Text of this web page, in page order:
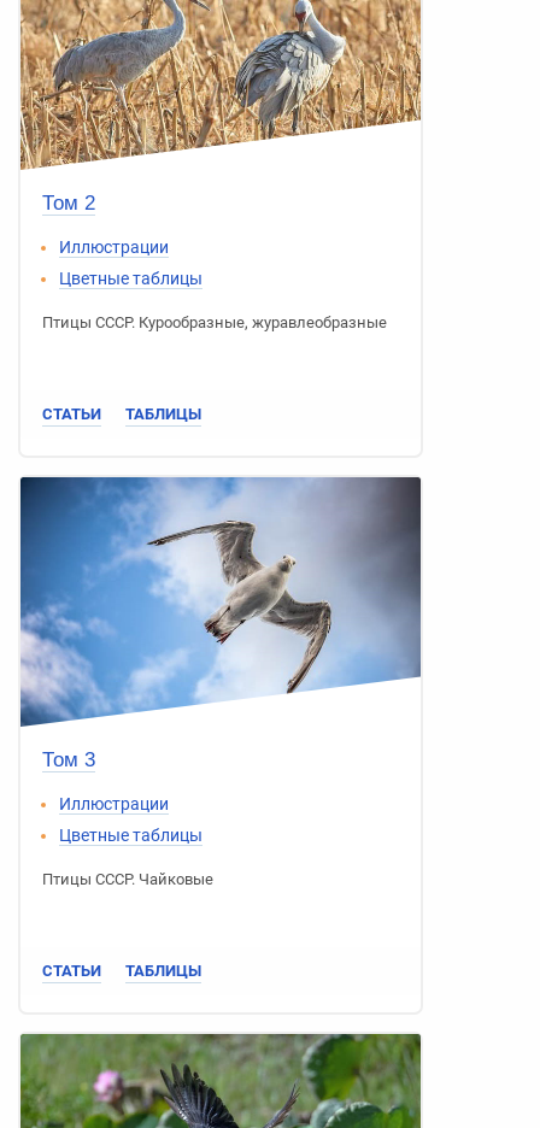
Том 2
Иллюстрации
Цветные таблицы
Птицы СССР. Курообразные, журавлеобразные
СТАТЬИ ТАБЛИЦЫ
Том 3
Иллюстрации
Цветные таблицы
Птицы СССР. Чайковые
СТАТЬИ ТАБЛИЦЫ